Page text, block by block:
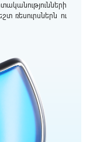
ռեսուրսներն ու